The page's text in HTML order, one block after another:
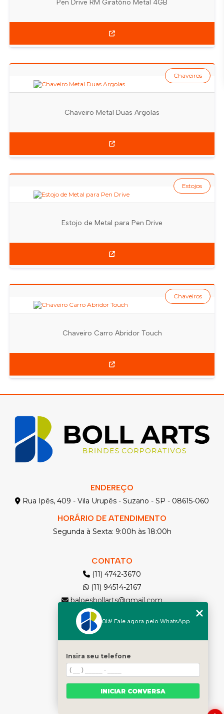
Pen Drive RM Giratório Metal 4GB
Chaveiro Metal Duas Argolas
Chaveiros
Estojo de Metal para Pen Drive
Estojos
Chaveiro Carro Abridor Touch
Chaveiros
ENDEREÇO
Rua Ipês, 409 - Vila Urupês - Suzano - SP - 08615-060
HORÁRIO DE ATENDIMENTO
Segunda à Sexta: 9:00h às 18:00h
CONTATO
(11) 4742-3670
(11) 94514-2167
baloesbollarts@gmail.com
MENU
Solicite seu Orçamento
Home
Quem somos
Produtos
Contato
Olá! Fale agora pelo WhatsApp
Insira seu telefone
INICIAR CONVERSA